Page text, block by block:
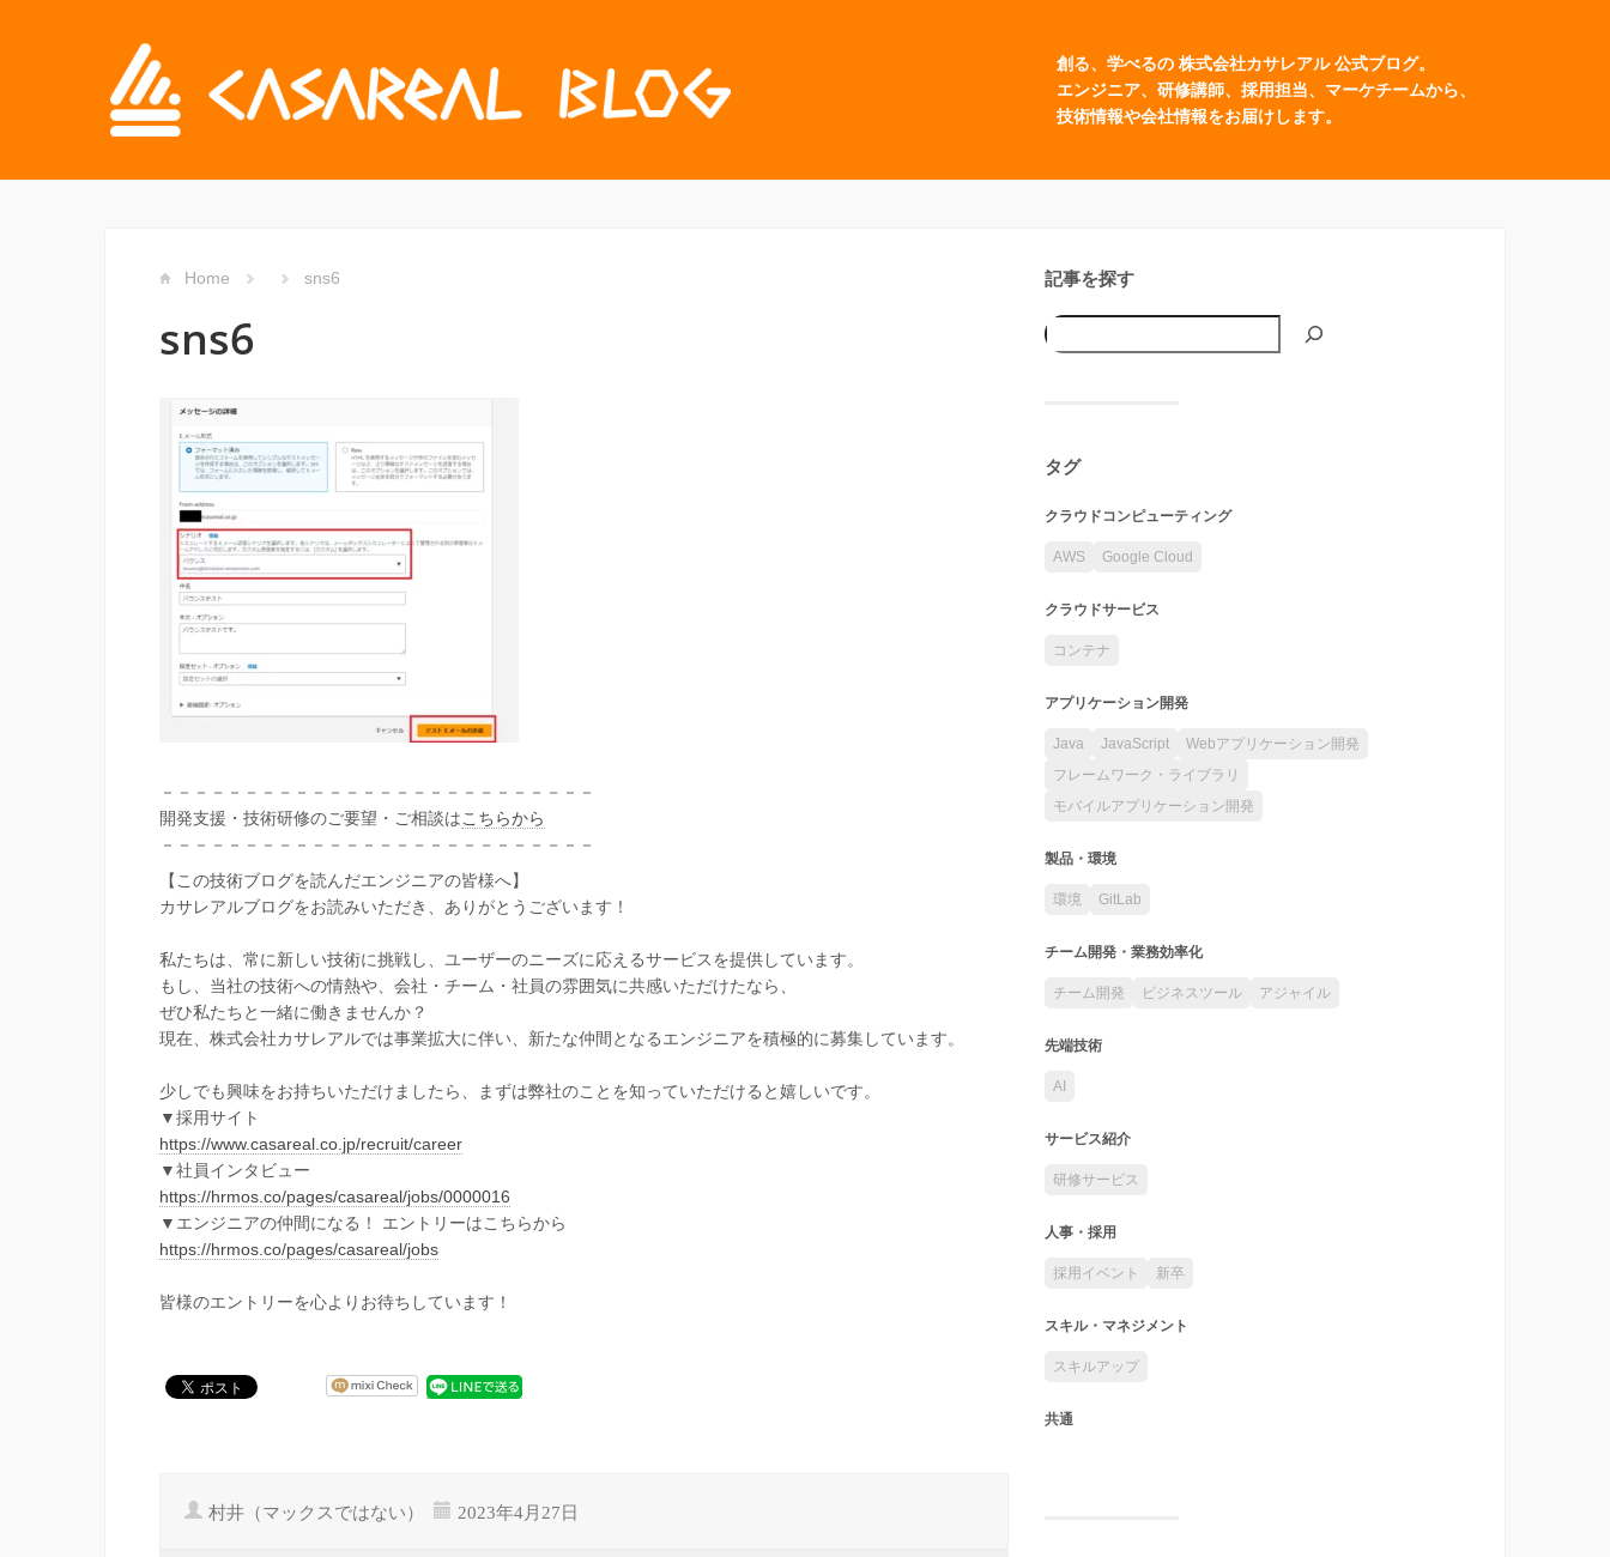
創る、学べるの 株式会社カサレアル 公式ブログ。
エンジニア、研修講師、採用担当、マーケチームから、
技術情報や会社情報をお届けします。
Home sns6
sns6
－－－－－－－－－－－－－－－－－－－－－－－－－－
開発支援・技術研修のご要望・ご相談はこちらから
－－－－－－－－－－－－－－－－－－－－－－－－－－
【この技術ブログを読んだエンジニアの皆様へ】
カサレアルブログをお読みいただき、ありがとうございます！
私たちは、常に新しい技術に挑戦し、ユーザーのニーズに応えるサービスを提供しています。
もし、当社の技術への情熱や、会社・チーム・社員の雰囲気に共感いただけたなら、
ぜひ私たちと一緒に働きませんか？
現在、株式会社カサレアルでは事業拡大に伴い、新たな仲間となるエンジニアを積極的に募集しています。
少しでも興味をお持ちいただけましたら、まずは弊社のことを知っていただけると嬉しいです。
▼採用サイト
https://www.casareal.co.jp/recruit/career
▼社員インタビュー
https://hrmos.co/pages/casareal/jobs/0000016
▼エンジニアの仲間になる！ エントリーはこちらから
https://hrmos.co/pages/casareal/jobs
皆様のエントリーを心よりお待ちしています！
村井（マックスではない） 2023年4月27日
記事を探す
タグ
クラウドコンピューティング
AWS Google Cloud
クラウドサービス
コンテナ
アプリケーション開発
Java JavaScript
Webアプリケーション開発
フレームワーク・ライブラリ
モバイルアプリケーション開発
製品・環境
環境 GitLab
チーム開発・業務効率化
チーム開発 ビジネスツール アジャイル
先端技術
AI
サービス紹介
研修サービス
人事・採用
採用イベント 新卒
スキル・マネジメント
スキルアップ
共通